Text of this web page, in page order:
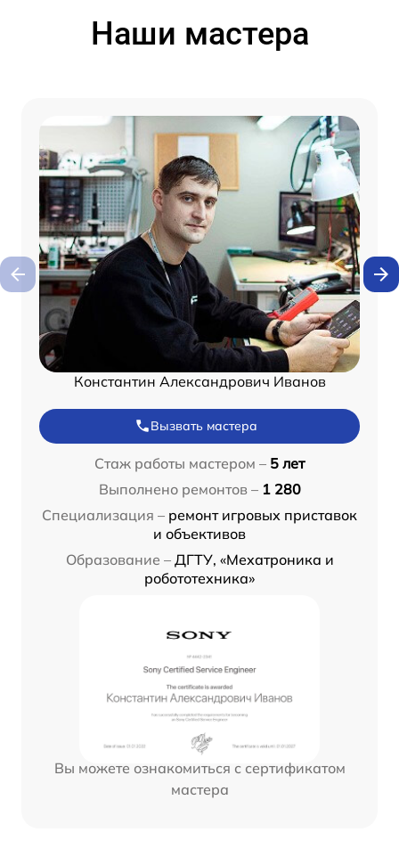
Наши мастера
Константин Александрович Иванов
Вызвать мастера
Стаж работы мастером – 5 лет
Выполнено ремонтов – 1 280
Специализация – ремонт игровых приставок
и объективов
Образование – ДГТУ, «Мехатроника и
робототехника»
Вы можете ознакомиться с сертификатом
мастера